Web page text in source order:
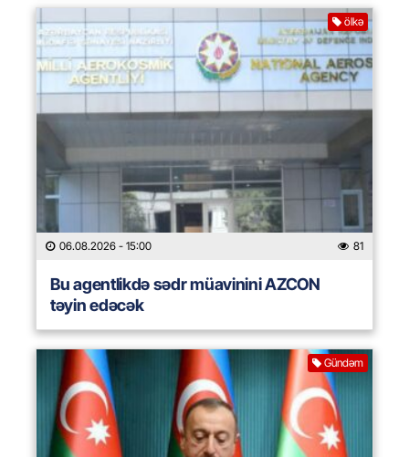
ölkə
06.08.2026 - 15:00 81
Bu agentlikdə sədr müavinini AZCON
təyin edəcək
Gündəm